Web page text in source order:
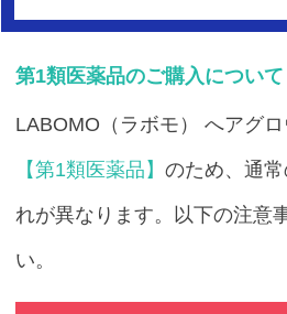
第1類医薬品のご購入について
LABOMO（ラボモ） へアグ
【第1類医薬品】のため、通
れが異なります。以下の注意
い。